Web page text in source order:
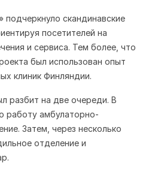
подчеркнуло скандинавские
посетителей на
и сервиса. Тем более, что
был использован опыт
клиник Финляндии.
разбит на две очереди. В
работу амбулаторно-
Затем, через несколько
отделение и